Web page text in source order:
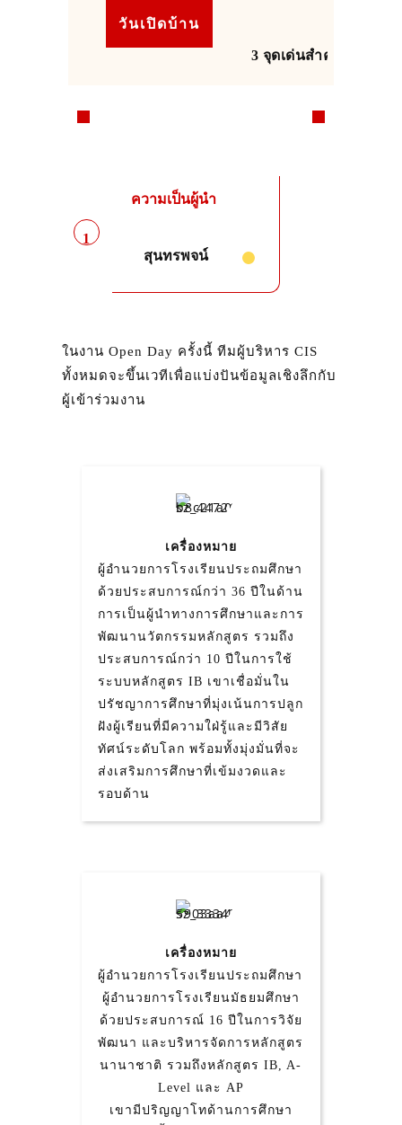
วันเปิดบ้าน
3 จุดเด่นสำคัญ
1
ความเป็นผู้นำ
สุนทรพจน์
ในงาน Open Day ครั้งนี้ ทีมผู้บริหาร CIS
ทั้งหมดจะขึ้นเวทีเพื่อแบ่งปันข้อมูลเชิงลึกกับ
ผู้เข้าร่วมงาน
เครื่องหมาย
ผู้อำนวยการโรงเรียนประถมศึกษา
ด้วยประสบการณ์กว่า 36 ปีในด้าน
การเป็นผู้นำทางการศึกษาและการ
พัฒนานวัตกรรมหลักสูตร รวมถึง
ประสบการณ์กว่า 10 ปีในการใช้
ระบบหลักสูตร IB เขาเชื่อมั่นใน
ปรัชญาการศึกษาที่มุ่งเน้นการปลูก
ฝังผู้เรียนที่มีความใฝ่รู้และมีวิสัย
ทัศน์ระดับโลก พร้อมทั้งมุ่งมั่นที่จะ
ส่งเสริมการศึกษาที่เข้มงวดและ
รอบด้าน
เครื่องหมาย
ผู้อำนวยการโรงเรียนประถมศึกษา
ผู้อำนวยการโรงเรียนมัธยมศึกษา
ด้วยประสบการณ์ 16 ปีในการวิจัย
พัฒนา และบริหารจัดการหลักสูตร
นานาชาติ รวมถึงหลักสูตร IB, A-
Level และ AP
เขามีปริญญาโทด้านการศึกษา